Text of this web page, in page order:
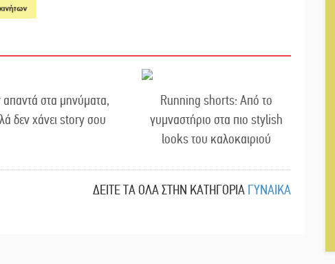
απαντά στα μηνύματα,
δεν χάνει story σου
Running shorts: Από το
γυμναστήριο στα πιο stylish
looks του καλοκαιριού
ΔΕΙΤΕ ΤΑ ΟΛΑ ΣΤΗΝ ΚΑΤΗΓΟΡΙΑ ΓΥΝΑΙΚΑ